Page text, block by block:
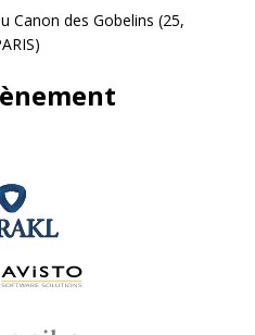
Canon des Gobelins (25,